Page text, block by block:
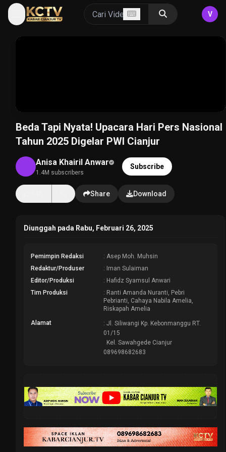
V
Beda Tapi Nyata! Upacara Hari Pers Nasional
Tahun 2025 Digelar PWI Cianjur
Anisa Khairil Anwar
1.4M subscribers
Subscribe
Share Download
Diunggah pada Rabu, Februari 26, 2025
Pemimpin Redaksi
: Asep Moh. Muhsin
Redaktur/Produser
: Iman Sulaiman
Editor/Produksi
: Hafidz Syamsul Anwari
Tim Produksi
: Ranti Amanda Nuranti, Pebri
Pebrianti, Cahaya Nabila Amelia,
Riskapah Amelia
Alamat
: Jl. Siliwangi Kp. Kebonmanggu RT.
01/15
Kel. Sawahgede Cianjur
089698682683